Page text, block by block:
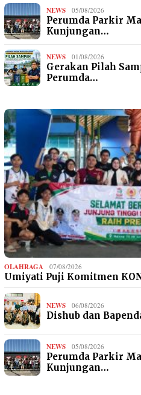
NEWS 05/08/2026
Perumda Parkir
Kunjungan…
NEWS 01/08/2026
Gerakan Pilah
Perumda…
OLAHRAGA 07/08/2026
Umiyati Puji Komitmen
NEWS 06/08/2026
Dishub dan
NEWS 05/08/2026
Perumda Parkir
Kunjungan…